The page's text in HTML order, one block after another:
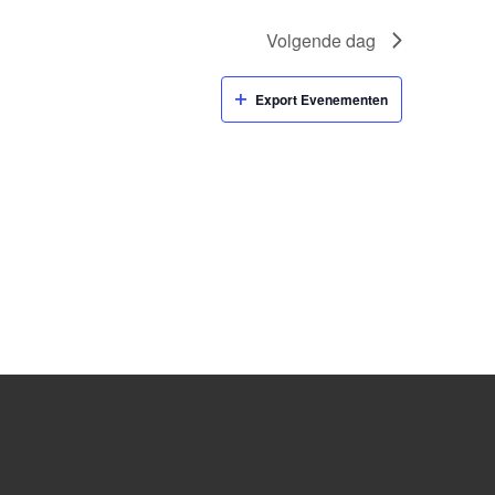
Volgende dag
Export Evenementen